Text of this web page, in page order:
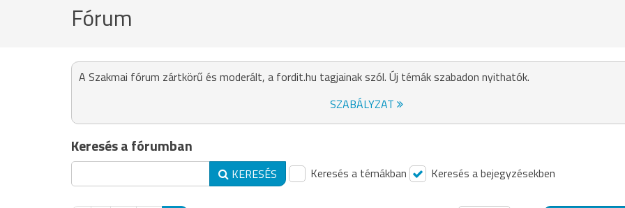
Fórum
A Szakmai fórum zártkörű és moderált, a fordit.hu tagjainak szól. Új témák szabadon nyithatók.
SZABÁLYZAT
Keresés a fórumban
KERESÉS Keresés a témákban Keresés a bejegyzésekben